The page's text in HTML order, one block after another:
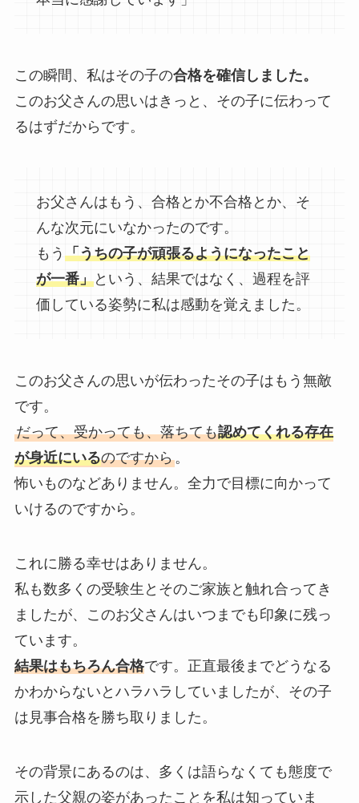
この瞬間、私はその子の合格を確信しました。
このお父さんの思いはきっと、その子に伝わって
るはずだからです。
お父さんはもう、合格とか不合格とか、そ
んな次元にいなかったのです。
もう 「うちの子が頑張るようになったこと
が一番」という、結果ではなく、過程を評
価している姿勢に私は感動を覚えました。
このお父さんの思いが伝わったその子はもう無敵
です。
だって、受かっても、落ちても認めてくれる存在
が身近にいるのですから。
怖いものなどありません。全力で目標に向かって
いけるのですから。
これに勝る幸せはありません。
私も数多くの受験生とそのご家族と触れ合ってき
ましたが、このお父さんはいつまでも印象に残っ
ています。
結果はもちろん合格です。正直最後までどうなる
かわからないとハラハラしていましたが、その子
は見事合格を勝ち取りました。
その背景にあるのは、多くは語らなくても態度で
示した父親の姿があったことを私は知っていま